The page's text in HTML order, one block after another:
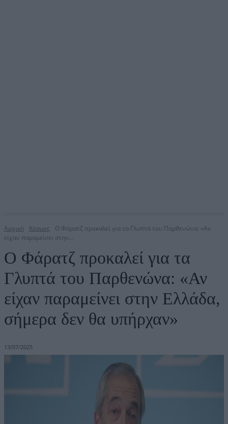
Αρχική Κόσμος
Ο Φάρατζ προκαλεί για τα Γλυπτά του Παρθενώνα: «Αν
είχαν παραμείνει στην...
Ο Φάρατζ προκαλεί για τα
Γλυπτά του Παρθενώνα: «Αν
είχαν παραμείνει στην Ελλάδα,
σήμερα δεν θα υπήρχαν»
13/07/2025